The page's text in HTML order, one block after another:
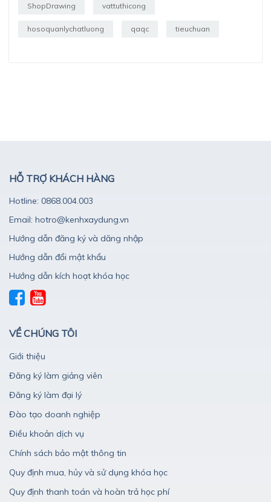
ShopDrawing vattuthicong
hosoquanlychatluong qaqc tieuchuan
HỖ TRỢ KHÁCH HÀNG
Hotline: 0868.004.003
Email: hotro@kenhxaydung.vn
Hướng dẫn đăng ký và dăng nhập
Hướng dẫn đổi mật khẩu
Hướng dẫn kích hoạt khóa học
VỀ CHÚNG TÔI
Giới thiệu
Đăng ký làm giảng viên
Đăng ký làm đại lý
Đào tạo doanh nghiệp
Điều khoản dịch vụ
Chính sách bảo mật thông tin
Quy định mua, hủy và sử dụng khóa học
Quy định thanh toán và hoàn trả học phí